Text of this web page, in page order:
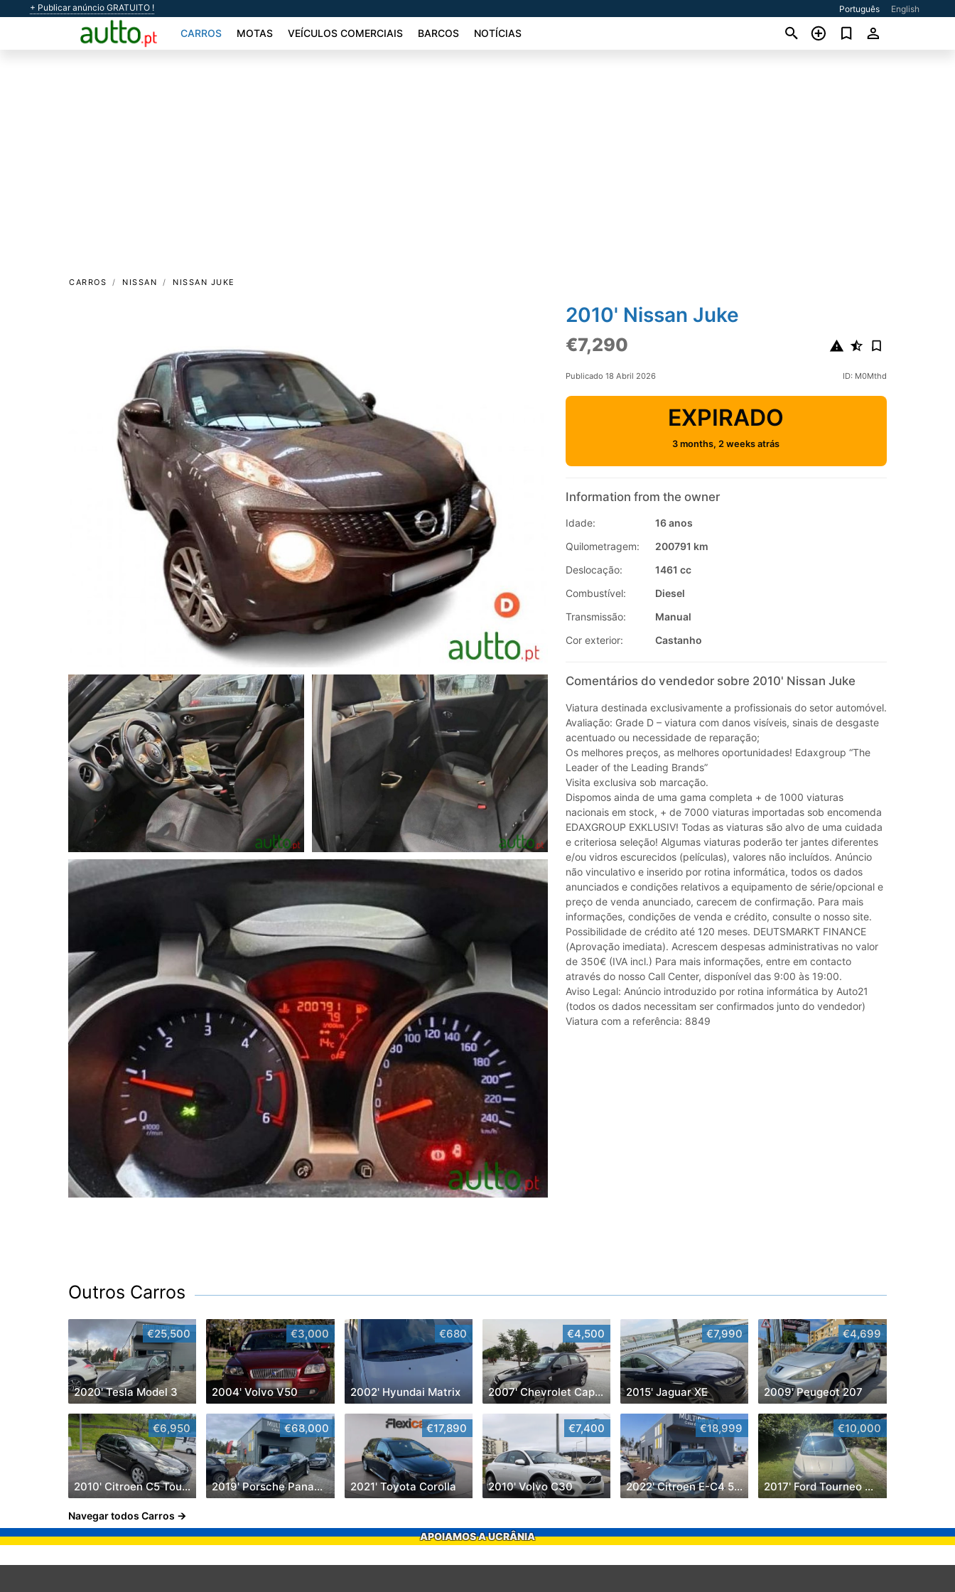
+ Publicar anúncio GRATUITO ! Português English
CARROS MOTAS VEÍCULOS COMERCIAIS BARCOS NOTÍCIAS
CARROS NISSAN NISSAN JUKE
2010' Nissan Juke
€7,290
Publicado 18 Abril 2026 ID: M0Mthd
EXPIRADO
3 months, 2 weeks atrás
Information from the owner
Idade:
16 anos
Quilometragem:
200791 km
Deslocação:
1461 cc
Combustível:
Diesel
Transmissão:
Manual
Cor exterior:
Castanho
Comentários do vendedor sobre 2010' Nissan Juke
Viatura destinada exclusivamente a profissionais do setor automóvel.
Avaliação: Grade D – viatura com danos visíveis, sinais de desgaste
acentuado ou necessidade de reparação;
Os melhores preços, as melhores oportunidades! Edaxgroup “The
Leader of the Leading Brands”
Visita exclusiva sob marcação.
Dispomos ainda de uma gama completa + de 1000 viaturas
nacionais em stock, + de 7000 viaturas importadas sob encomenda
EDAXGROUP EXKLUSIV! Todas as viaturas são alvo de uma cuidada
e criteriosa seleção! Algumas viaturas poderão ter jantes diferentes
e/ou vidros escurecidos (películas), valores não incluídos. Anúncio
não vinculativo e inserido por rotina informática, todos os dados
anunciados e condições relativos a equipamento de série/opcional e
preço de venda anunciado, carecem de confirmação. Para mais
informações, condições de venda e crédito, consulte o nosso site.
Possibilidade de crédito até 120 meses. DEUTSMARKT FINANCE
(Aprovação imediata). Acrescem despesas administrativas no valor
de 350€ (IVA incl.) Para mais informações, entre em contacto
através do nosso Call Center, disponível das 9:00 às 19:00.
Aviso Legal: Anúncio introduzido por rotina informática by Auto21
(todos os dados necessitam ser confirmados junto do vendedor)
Viatura com a referência: 8849
Outros Carros
€25,500
2020' Tesla Model 3
€3,000
2004' Volvo V50
€680
2002' Hyundai Matrix
€4,500
2007' Chevrolet Captiva
€7,990
2015' Jaguar XE
€4,699
2009' Peugeot 207
€6,950
2010' Citroen C5 Tourer 2.0 Hdi Exclusive
€68,000
2019' Porsche Panamera
€17,890
2021' Toyota Corolla
€7,400
2010' Volvo C30
€18,999
2022' Citroen E-C4 50 Kwh You!
€10,000
2017' Ford Tourneo Courier
Navegar todos Carros
APOIAMOS A UCRÂNIA